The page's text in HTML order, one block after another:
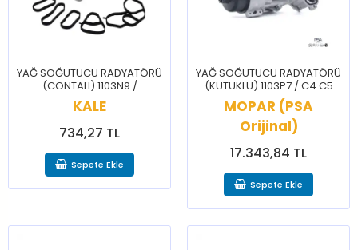
YAĞ SOĞUTUCU RADYATÖRÜ
(CONTALI) 1103N9 /
BERLİNGO C1 C2 C3 C4
NEMO 107 206 207 208
BİPPER PARTNER
KALE
734,27 TL
Sepete Ekle
YAĞ SOĞUTUCU RADYATÖRÜ
(KÜTÜKLÜ) 1103P7 / C4 C5
AİRCROSS DS5 DS7 DS9 207
208 3008 308 5008 508 RCZ
MOPAR (PSA
Orijinal)
17.343,84 TL
Sepete Ekle